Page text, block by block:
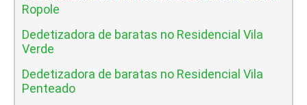
Ropole
Dedetizadora de baratas no Residencial Vila
Verde
Dedetizadora de baratas no Residencial Vila
Penteado